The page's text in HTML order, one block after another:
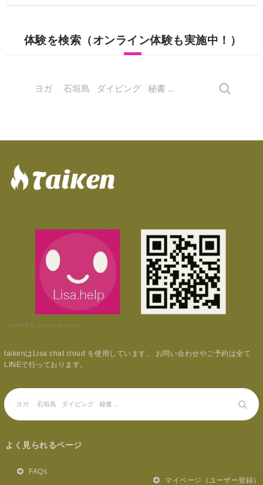
体験を検索（オンライン体験も実施中！）
powerd by Lisa chat cloud.
taikenはLisa chat cloud を使用しています。 お問い合わせやご予約は全て
LINEで行っております。
よく見られるページ
FAQs
マイページ（ユーザー登録）